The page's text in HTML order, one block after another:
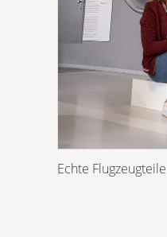
Echte